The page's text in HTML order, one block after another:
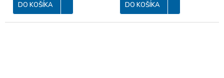
DO KOŠÍKA DO KOŠÍKA